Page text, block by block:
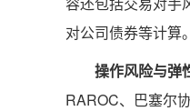
对公司债券等计算‌。
操作风险与弹
RAROC、巴塞尔